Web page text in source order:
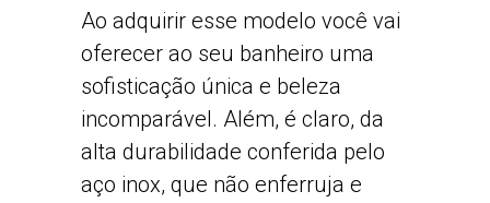
Ao adquirir esse modelo você vai
oferecer ao seu banheiro uma
sofisticação única e beleza
incomparável. Além, é claro, da
alta durabilidade conferida pelo
aço inox, que não enferruja e